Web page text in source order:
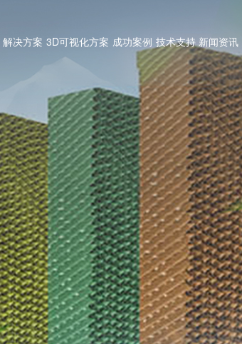
解决方案 3D可视化方案 成功案例 技术支持 新闻资讯